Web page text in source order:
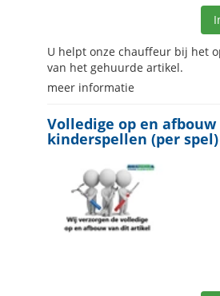
U helpt onze chauffeur bij het
van het gehuurde artikel.
meer informatie
Volledige op en afbouw
kinderspellen (per spel)